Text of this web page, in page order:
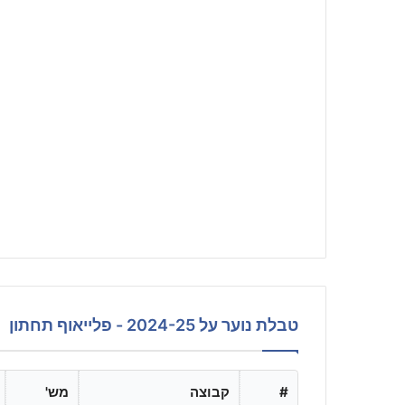
טבלת נוער על 2024-25 - פלייאוף תחתון
# קבוצה מש'